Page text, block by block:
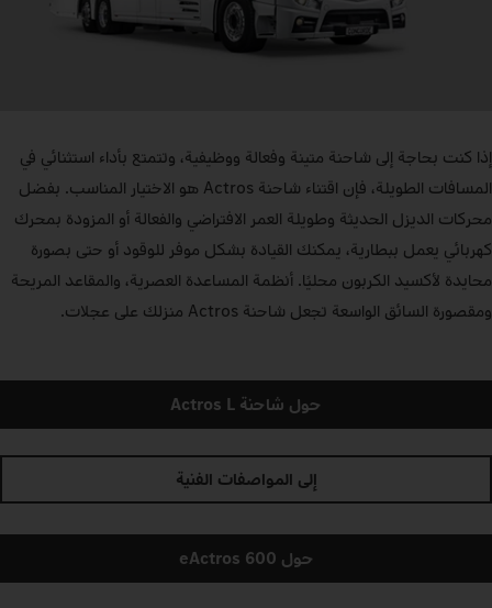
إذا كنت بحاجة إلى شاحنة متينة وفعالة ووظيفية، وتتمتع بأداء استثنائي في
المسافات الطويلة، فإن اقتناء شاحنة Actros هو الاختيار المناسب. بفضل
محركات الديزل الحديثة وطويلة العمر الافتراضي والفعالة أو المزودة بمحرك
كهربائي يعمل ببطارية، يمكنك القيادة بشكل موفر للوقود أو حتى بصورة
محايدة لأكسيد الكربون محليًا. أنظمة المساعدة العصرية، والمقاعد المريحة
ومقصورة السائق الواسعة تجعل شاحنة Actros منزلك على عجلات.
حول شاحنة Actros L
إلى المواصفات الفنية
حول eActros 600